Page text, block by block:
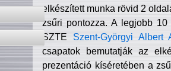
elkészített munka rövid 2
zsűri pontozza. A legjobb
SZTE Szent-Györgyi Albert
csapatok bemutatják az
prezentáció kíséretében a